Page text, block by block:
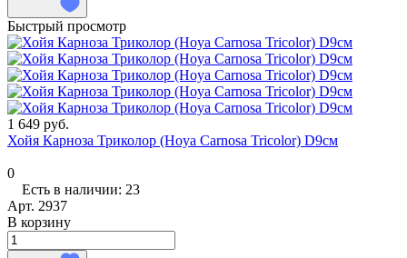
Быстрый просмотр
1 649 руб.
Хойя Карноза Триколор (Hoya Carnosa Tricolor) D9см
0
Есть в наличии: 23
Арт. 2937
В корзину